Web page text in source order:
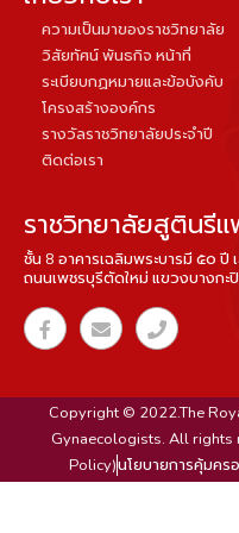
ความเป็นมาของราชวิทยาลัย
วิสัยทัศน์ พันธกิจ หน้าที่
ระเบียบกฏหมายและข้อบังคับ
โครงสร้างองค์กร
รางวัลราชวิทยาลัยประจำปี
ติดต่อเรา
ราชวิทยาลัยสูตินรีแ
ชั้น 8 อาคารเฉลิมพระบารมี ๕๐
ถนนเพชรบุรีตัดใหม่ แขวงบางก
Copyright © 2022.The
Gynaecologists. All rights
Policy)นโยบายการคุ้มค